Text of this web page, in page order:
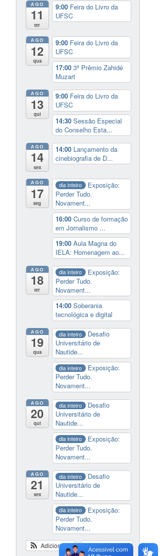
AGO
11
ter
9:00 Feira do Livro da
UFSC
AGO
12
qua
9:00 Feira do Livro da
UFSC
17:00 3º Prêmio Zahidé
Muzart
AGO
13
qui
9:00 Feira do Livro da
UFSC
14:30 Sessão Especial
do Conselho Esta...
AGO
14
sex
14:00 Lançamento da
cinebiografia de D...
AGO
17
seg
dia inteiro
Exposição:
Perder Tudo.
Novament...
16:00 Curso de formação
em Jornalismo ...
19:00 Aula Magna do
IELA: Homenagem ao...
AGO
18
ter
dia inteiro
Exposição:
Perder Tudo.
Novament...
14:00 Soberania
tecnológica e digital
AGO
19
qua
dia inteiro
Desafio
Universitário de
Nautide...
dia inteiro
Exposição:
Perder Tudo.
Novament...
AGO
20
qui
dia inteiro
Desafio
Universitário de
Nautide...
dia inteiro
Exposição:
Perder Tudo.
Novament...
AGO
21
sex
dia inteiro
Desafio
Universitário de
Nautide...
dia inteiro
Exposição:
Perder Tudo.
Novament...
Ver calendário
Adicionar